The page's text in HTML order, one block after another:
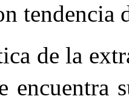
de la
encuentra